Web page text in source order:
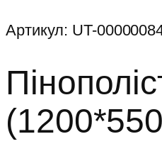
Артикул: UT-